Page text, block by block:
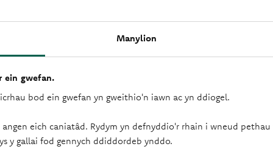
Manylion
ein gwefan.
bod ein gwefan yn gweithio'n iawn ac yn ddiogel.
eich caniatâd. Rydym yn defnyddio'r rhain i wneud pethau
y gallai fod gennych ddiddordeb ynddo.
cael eu gwrthod gan y banc.
y cytunwyd arno, gan roi esgus ar gyfer y gordaliad.
yn bownsio, a bydd y twyllwr yn diflannu.
hun rhag twyll sieciau: